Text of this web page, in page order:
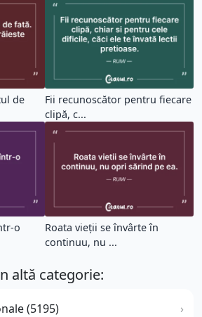
de
Fii recunoscător pentru fiecare
clipă, c...
o
Roata vieții se învârte în
continuu, nu ...
altă categorie:
(5195)